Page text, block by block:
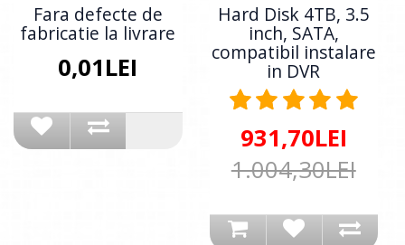
Fara defecte de
fabricatie la livrare
0,01LEI
Hard Disk 4TB, 3.5
inch, SATA,
compatibil instalare
in DVR
931,70LEI
1.004,30LEI